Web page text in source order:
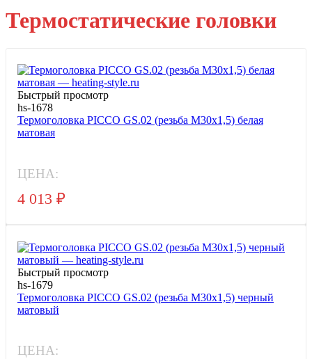
Термостатические головки
Быстрый просмотр
hs-1678
Термоголовка PICCO GS.02 (резьба M30x1,5) белая
матовая
ЦЕНА:
4 013 ₽
Быстрый просмотр
hs-1679
Термоголовка PICCO GS.02 (резьба M30x1,5) черный
матовый
ЦЕНА: